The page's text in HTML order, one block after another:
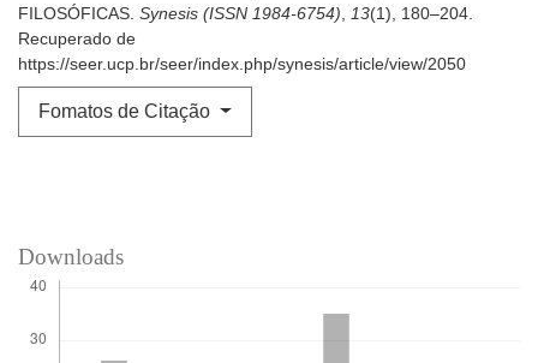
FILOSÓFICAS. Synesis (ISSN 1984-6754), 13(1), 180–204.
Recuperado de
https://seer.ucp.br/seer/index.php/synesis/article/view/2050
Fomatos de Citação
Downloads